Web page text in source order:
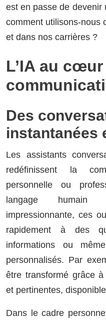
est en passe de devenir
comment utilisons-nous
et dans nos carrières ?
L’IA au
Des
instantanées
Les assistants
redéfinissent la
personnelle ou
langage humain
impressionnante, ces
rapidement à des
informations ou
personnalisés. Par
être transformé grâce
et pertinentes,
Dans le cadre